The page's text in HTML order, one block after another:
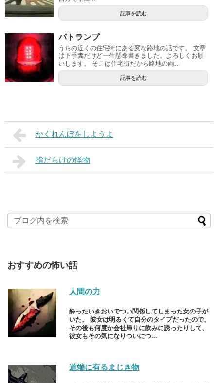
記事を読む
パトランプ
うちの近くの住宅街にある変な路地の話です。 文章
は下手糞だけど一生懸命書きました。よろしくお願
いします。 そこは住宅街だから路地の両...
記事を読む
かくれんぼをしようよ
指だらけの怪物
おすすめの怖い話
人間の力
酔ったいきおいでつい関係してしまった女の子が
いた。 彼女は明るくて自分のタイプだったので、
その後も何度か会社帰りに飲みに誘ったりして、
彼女もその気になりついにつ...
道端に有るまじき物